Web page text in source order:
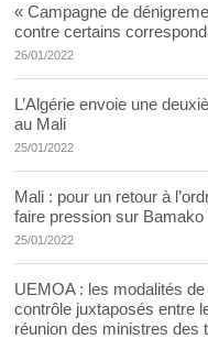
« Campagne de
contre certains
26/01/2022
L’Algérie envoie une
au Mali
25/01/2022
Mali : pour un retour à
faire pression sur Bamako
25/01/2022
UEMOA : les modalités
contrôle juxtaposés entre
réunion des ministres des